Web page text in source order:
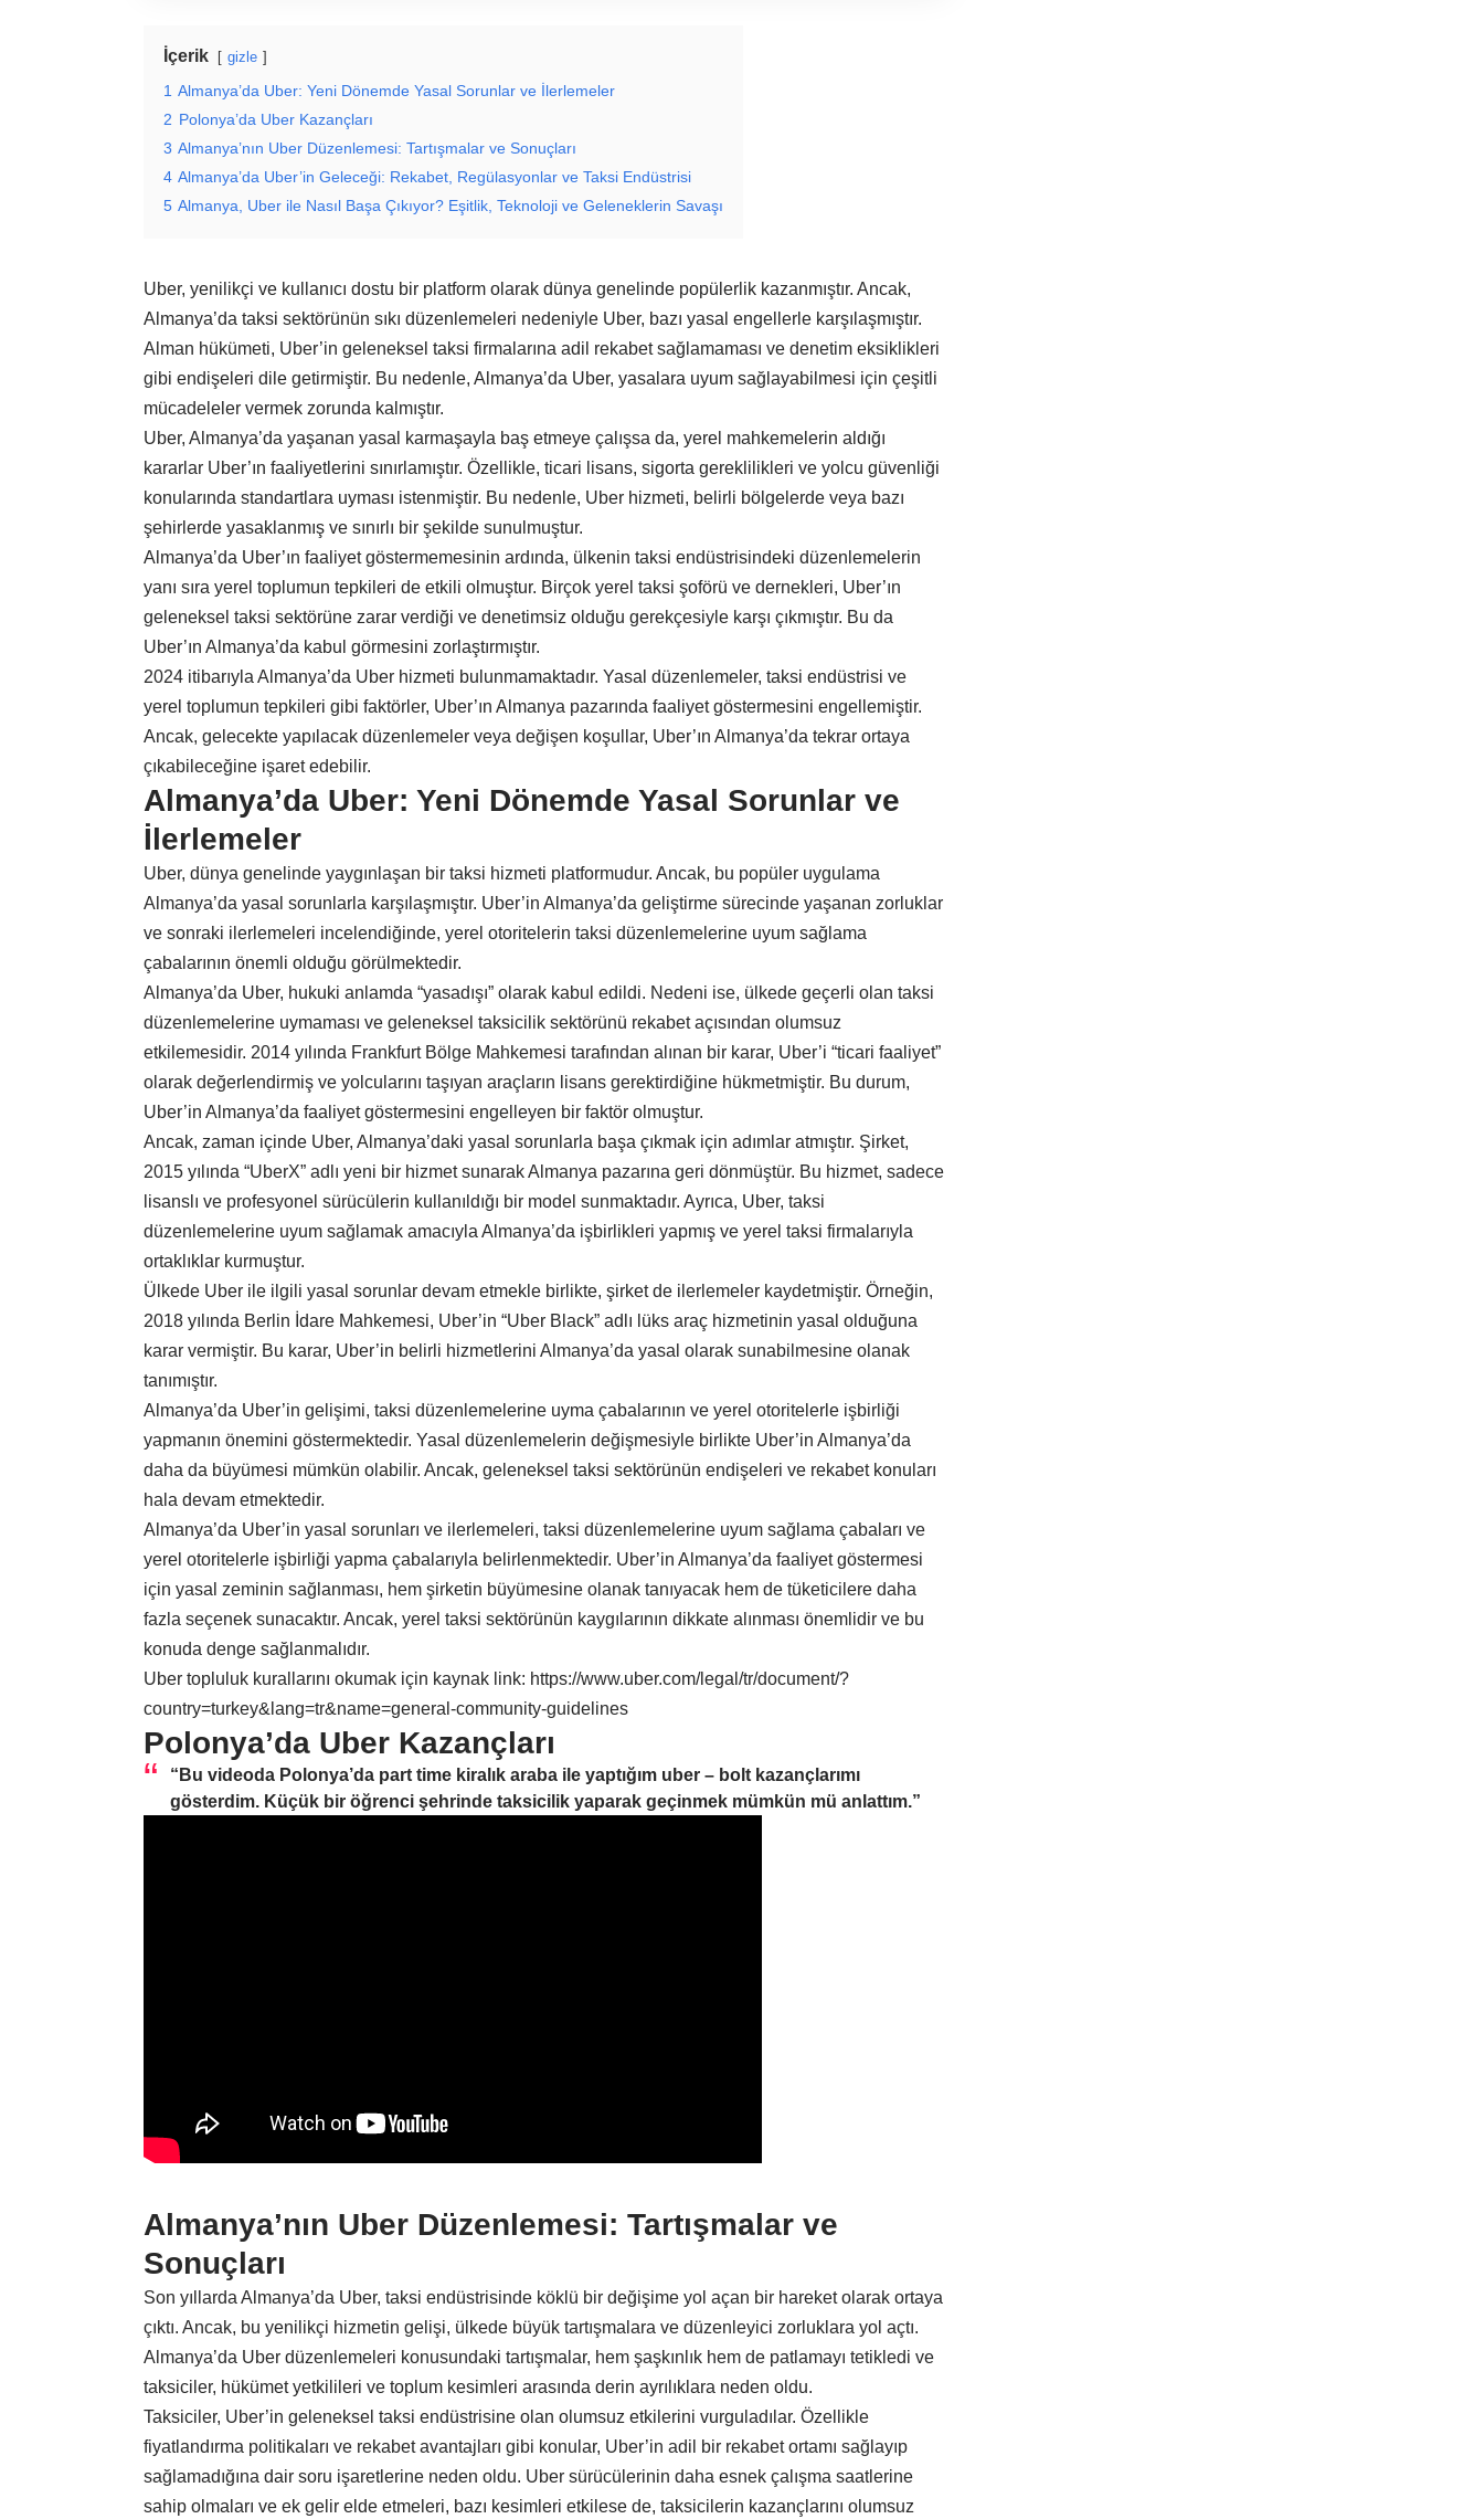
İçerik gizle
1 Almanya’da Uber: Yeni Dönemde Yasal Sorunlar ve İlerlemeler
2 Polonya’da Uber Kazançları
3 Almanya’nın Uber Düzenlemesi: Tartışmalar ve Sonuçları
4 Almanya’da Uber’in Geleceği: Rekabet, Regülasyonlar ve Taksi Endüstrisi
5 Almanya, Uber ile Nasıl Başa Çıkıyor? Eşitlik, Teknoloji ve Geleneklerin Savaşı
Uber, yenilikçi ve kullanıcı dostu bir platform olarak dünya genelinde popülerlik kazanmıştır. Ancak,
Almanya’da taksi sektörünün sıkı düzenlemeleri nedeniyle Uber, bazı yasal engellerle karşılaşmıştır.
Alman hükümeti, Uber’in geleneksel taksi firmalarına adil rekabet sağlamaması ve denetim eksiklikleri
gibi endişeleri dile getirmiştir. Bu nedenle, Almanya’da Uber, yasalara uyum sağlayabilmesi için çeşitli
mücadeleler vermek zorunda kalmıştır.
Uber, Almanya’da yaşanan yasal karmaşayla baş etmeye çalışsa da, yerel mahkemelerin aldığı
kararlar Uber’ın faaliyetlerini sınırlamıştır. Özellikle, ticari lisans, sigorta gereklilikleri ve yolcu güvenliği
konularında standartlara uyması istenmiştir. Bu nedenle, Uber hizmeti, belirli bölgelerde veya bazı
şehirlerde yasaklanmış ve sınırlı bir şekilde sunulmuştur.
Almanya’da Uber’ın faaliyet göstermemesinin ardında, ülkenin taksi endüstrisindeki düzenlemelerin
yanı sıra yerel toplumun tepkileri de etkili olmuştur. Birçok yerel taksi şoförü ve dernekleri, Uber’ın
geleneksel taksi sektörüne zarar verdiği ve denetimsiz olduğu gerekçesiyle karşı çıkmıştır. Bu da
Uber’ın Almanya’da kabul görmesini zorlaştırmıştır.
2024 itibarıyla Almanya’da Uber hizmeti bulunmamaktadır. Yasal düzenlemeler, taksi endüstrisi ve
yerel toplumun tepkileri gibi faktörler, Uber’ın Almanya pazarında faaliyet göstermesini engellemiştir.
Ancak, gelecekte yapılacak düzenlemeler veya değişen koşullar, Uber’ın Almanya’da tekrar ortaya
çıkabileceğine işaret edebilir.
Almanya’da Uber: Yeni Dönemde Yasal Sorunlar ve
İlerlemeler
Uber, dünya genelinde yaygınlaşan bir taksi hizmeti platformudur. Ancak, bu popüler uygulama
Almanya’da yasal sorunlarla karşılaşmıştır. Uber’in Almanya’da geliştirme sürecinde yaşanan zorluklar
ve sonraki ilerlemeleri incelendiğinde, yerel otoritelerin taksi düzenlemelerine uyum sağlama
çabalarının önemli olduğu görülmektedir.
Almanya’da Uber, hukuki anlamda “yasadışı” olarak kabul edildi. Nedeni ise, ülkede geçerli olan taksi
düzenlemelerine uymaması ve geleneksel taksicilik sektörünü rekabet açısından olumsuz
etkilemesidir. 2014 yılında Frankfurt Bölge Mahkemesi tarafından alınan bir karar, Uber’i “ticari faaliyet”
olarak değerlendirmiş ve yolcularını taşıyan araçların lisans gerektirdiğine hükmetmiştir. Bu durum,
Uber’in Almanya’da faaliyet göstermesini engelleyen bir faktör olmuştur.
Ancak, zaman içinde Uber, Almanya’daki yasal sorunlarla başa çıkmak için adımlar atmıştır. Şirket,
2015 yılında “UberX” adlı yeni bir hizmet sunarak Almanya pazarına geri dönmüştür. Bu hizmet, sadece
lisanslı ve profesyonel sürücülerin kullanıldığı bir model sunmaktadır. Ayrıca, Uber, taksi
düzenlemelerine uyum sağlamak amacıyla Almanya’da işbirlikleri yapmış ve yerel taksi firmalarıyla
ortaklıklar kurmuştur.
Ülkede Uber ile ilgili yasal sorunlar devam etmekle birlikte, şirket de ilerlemeler kaydetmiştir. Örneğin,
2018 yılında Berlin İdare Mahkemesi, Uber’in “Uber Black” adlı lüks araç hizmetinin yasal olduğuna
karar vermiştir. Bu karar, Uber’in belirli hizmetlerini Almanya’da yasal olarak sunabilmesine olanak
tanımıştır.
Almanya’da Uber’in gelişimi, taksi düzenlemelerine uyma çabalarının ve yerel otoritelerle işbirliği
yapmanın önemini göstermektedir. Yasal düzenlemelerin değişmesiyle birlikte Uber’in Almanya’da
daha da büyümesi mümkün olabilir. Ancak, geleneksel taksi sektörünün endişeleri ve rekabet konuları
hala devam etmektedir.
Almanya’da Uber’in yasal sorunları ve ilerlemeleri, taksi düzenlemelerine uyum sağlama çabaları ve
yerel otoritelerle işbirliği yapma çabalarıyla belirlenmektedir. Uber’in Almanya’da faaliyet göstermesi
için yasal zeminin sağlanması, hem şirketin büyümesine olanak tanıyacak hem de tüketicilere daha
fazla seçenek sunacaktır. Ancak, yerel taksi sektörünün kaygılarının dikkate alınması önemlidir ve bu
konuda denge sağlanmalıdır.
Uber topluluk kurallarını okumak için kaynak link: https://www.uber.com/legal/tr/document/?
country=turkey&lang=tr&name=general-community-guidelines
Polonya’da Uber Kazançları
“Bu videoda Polonya’da part time kiralık araba ile yaptığım uber – bolt kazançlarımı
gösterdim. Küçük bir öğrenci şehrinde taksicilik yaparak geçinmek mümkün mü anlattım.”
Almanya’nın Uber Düzenlemesi: Tartışmalar ve
Sonuçları
Son yıllarda Almanya’da Uber, taksi endüstrisinde köklü bir değişime yol açan bir hareket olarak ortaya
çıktı. Ancak, bu yenilikçi hizmetin gelişi, ülkede büyük tartışmalara ve düzenleyici zorluklara yol açtı.
Almanya’da Uber düzenlemeleri konusundaki tartışmalar, hem şaşkınlık hem de patlamayı tetikledi ve
taksiciler, hükümet yetkilileri ve toplum kesimleri arasında derin ayrılıklara neden oldu.
Taksiciler, Uber’in geleneksel taksi endüstrisine olan olumsuz etkilerini vurguladılar. Özellikle
fiyatlandırma politikaları ve rekabet avantajları gibi konular, Uber’in adil bir rekabet ortamı sağlayıp
sağlamadığına dair soru işaretlerine neden oldu. Uber sürücülerinin daha esnek çalışma saatlerine
sahip olmaları ve ek gelir elde etmeleri, bazı kesimleri etkilese de, taksicilerin kazançlarını olumsuz